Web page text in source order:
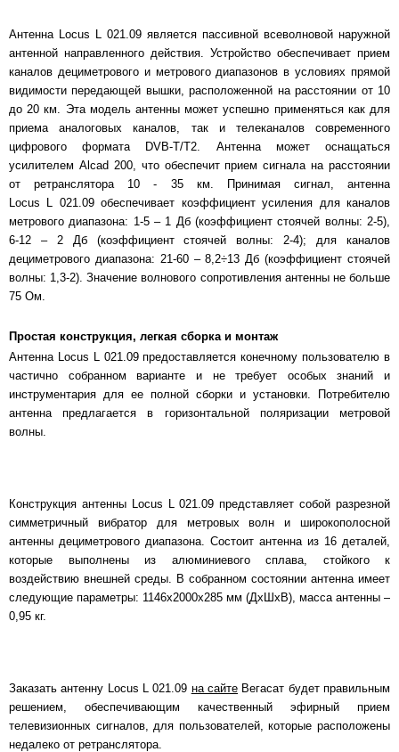
Антенна Locus L 021.09 является пассивной всеволновой наружной
антенной направленного действия. Устройство обеспечивает прием
каналов дециметрового и метрового диапазонов в условиях прямой
видимости передающей вышки, расположенной на расстоянии от 10
до 20 км. Эта модель антенны может успешно применяться как для
приема аналоговых каналов, так и телеканалов современного
цифрового формата DVB-T/Т2. Антенна может оснащаться
усилителем Alcad 200, что обеспечит прием сигнала на расстоянии
от ретранслятора 10 - 35 км. Принимая сигнал, антенна
Locus L 021.09 обеспечивает коэффициент усиления для каналов
метрового диапазона: 1-5 – 1 Дб (коэффициент стоячей волны: 2-5),
6-12 – 2 Дб (коэффициент стоячей волны: 2-4); для каналов
дециметрового диапазона: 21-60 – 8,2÷13 Дб (коэффициент стоячей
волны: 1,3-2). Значение волнового сопротивления антенны не больше
75 Ом.
Простая конструкция, легкая сборка и монтаж
Антенна Locus L 021.09 предоставляется конечному пользователю в
частично собранном варианте и не требует особых знаний и
инструментария для ее полной сборки и установки. Потребителю
антенна предлагается в горизонтальной поляризации метровой
волны.
Конструкция антенны Locus L 021.09 представляет собой разрезной
симметричный вибратор для метровых волн и широкополосной
антенны дециметрового диапазона. Состоит антенна из 16 деталей,
которые выполнены из алюминиевого сплава, стойкого к
воздействию внешней среды. В собранном состоянии антенна имеет
следующие параметры: 1146х2000х285 мм (ДхШхВ), масса антенны –
0,95 кг.
Заказать антенну Locus L 021.09 на сайте Вегасат будет правильным
решением, обеспечивающим качественный эфирный прием
телевизионных сигналов, для пользователей, которые расположены
недалеко от ретранслятора.